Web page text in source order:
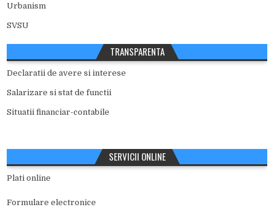
Urbanism
SVSU
TRANSPARENTA
Declaratii de avere si interese
Salarizare si stat de functii
Situatii financiar-contabile
SERVICII ONLINE
Plati online
Formulare electronice